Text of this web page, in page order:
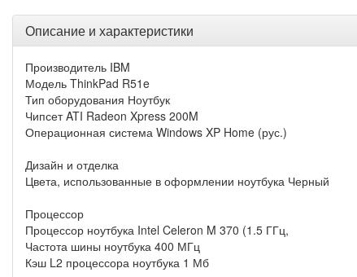
Описание и характеристики
Производитель IBM
Модель ThinkPad R51e
Тип оборудования Ноутбук
Чипсет ATI Radeon Xpress 200M
Операционная система Windows XP Home (рус.)
Дизайн и отделка
Цвета, использованные в оформлении ноутбука Черный
Процессор
Процессор ноутбука Intel Celeron M 370 (1.5 ГГц,
Частота шины ноутбука 400 МГц
Кэш L2 процессора ноутбука 1 Мб